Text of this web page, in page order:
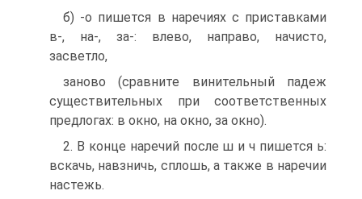
б) -о пишется в наречиях с приставками
в-, на-, за-: влево, направо, начисто,
засветло,
заново (сравните винительный падеж
существительных при соответственных
предлогах: в окно, на окно, за окно).
2. В конце наречий после ш и ч пишется ь:
вскачь, навзничь, сплошь, а также в наречии
настежь.